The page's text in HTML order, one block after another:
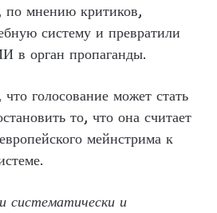
по мнению критиков,
систему и превратили
в орган пропаганды.
голосование может стать
то, что она считает
мейнстрима к
и